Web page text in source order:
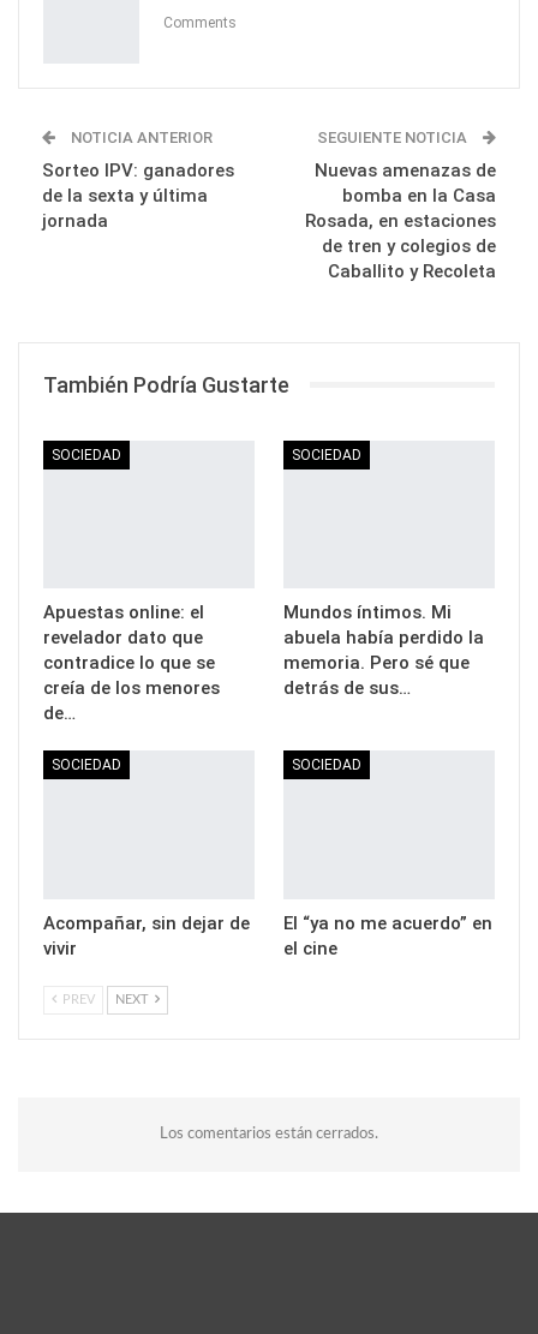
Comments
NOTICIA ANTERIOR
Sorteo IPV: ganadores
de la sexta y última
jornada
SEGUIENTE NOTICIA
Nuevas amenazas de
bomba en la Casa
Rosada, en estaciones
de tren y colegios de
Caballito y Recoleta
También Podría Gustarte
SOCIEDAD
Apuestas online: el
revelador dato que
contradice lo que se
creía de los menores
de…
SOCIEDAD
Mundos íntimos. Mi
abuela había perdido la
memoria. Pero sé que
detrás de sus…
SOCIEDAD
Acompañar, sin dejar de
vivir
SOCIEDAD
El “ya no me acuerdo” en
el cine
PREV NEXT
Los comentarios están cerrados.